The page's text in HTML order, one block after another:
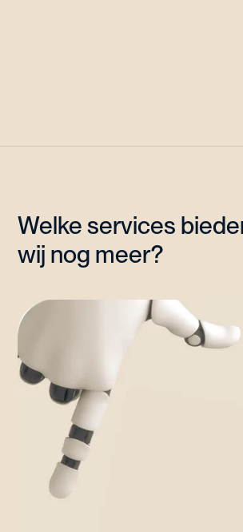
Welke services
wij nog meer?